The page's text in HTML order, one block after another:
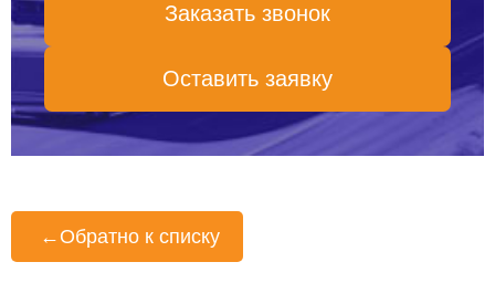
Заказать звонок
Оставить заявку
← Обратно к списку